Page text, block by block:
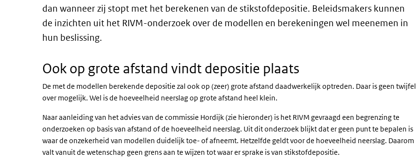
dan wanneer zij stopt met het berekenen van de stikstofdepositie. Beleidsmakers kunnen
de inzichten uit het RIVM-onderzoek over de modellen en berekeningen wel meenemen in
hun beslissing.
Ook op grote afstand vindt depositie plaats
De met de modellen berekende depositie zal ook op (zeer) grote afstand daadwerkelijk optreden. Daar is geen twijfel
over mogelijk. Wel is de hoeveelheid neerslag op grote afstand heel klein.
Naar aanleiding van het advies van de commissie Hordijk (zie hieronder) is het RIVM gevraagd een begrenzing te
onderzoeken op basis van afstand of de hoeveelheid neerslag. Uit dit onderzoek blijkt dat er geen punt te bepalen is
waar de onzekerheid van modellen duidelijk toe- of afneemt. Hetzelfde geldt voor de hoeveelheid neerslag. Daarom
valt vanuit de wetenschap geen grens aan te wijzen tot waar er sprake is van stikstofdepositie.